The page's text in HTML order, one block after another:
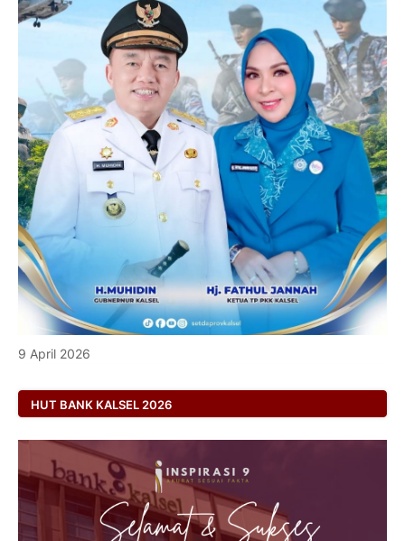
9 April 2026
HUT BANK KALSEL 2026